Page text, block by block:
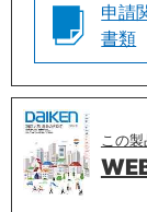
申請
書類
この